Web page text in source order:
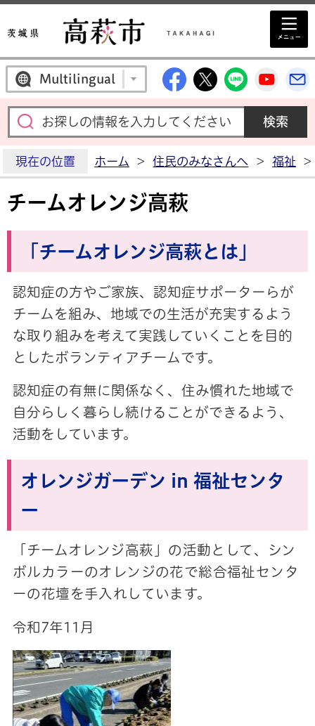
Multilingual 高萩市公式
高萩市公式X
高萩市
高
現在の位置 ホーム > 住民のみなさんへ > 福祉 >
チームオレンジ高萩
「チームオレンジ高萩とは」
認知症の方やご家族、認知症サポーターらが
チームを組み、地域での生活が充実するよう
な取り組みを考えて実践していくことを目的
としたボランティアチームです。
認知症の有無に関係なく、住み慣れた地域で
自分らしく暮らし続けることができるよう、
活動をしています。
オレンジガーデン in 福祉センタ
ー
「チームオレ ンジ高萩
」の活動として、シン
ボルカラーのオレンジの花で総合福祉センタ
ーの花壇を手入れしています。
令和7年11月